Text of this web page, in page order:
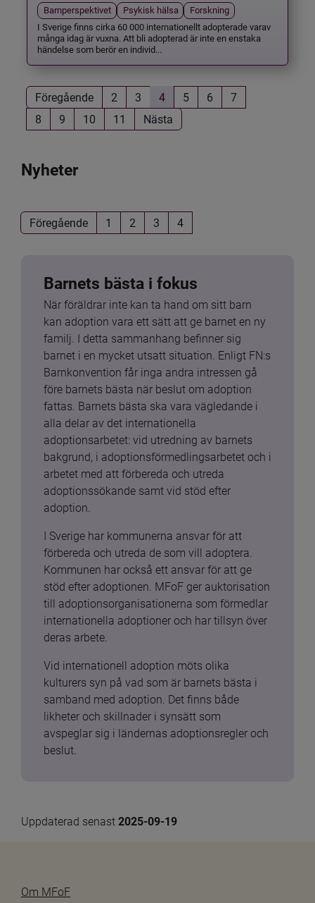
Barnperspektivet Psykisk hälsa
Forskning
I Sverige finns cirka 60 000 internationellt adopterade varav
många idag är vuxna. Att bli adopterad är inte en enstaka
händelse som berör en individ...
Föregående 2 3 4 5 6
7
8
9 10 11 Nästa
Nyheter
Föregående 1 2 3 4
Barnets bästa i fokus
När föräldrar inte kan ta hand om sitt barn
kan adoption vara ett sätt att ge barnet en ny
familj. I detta sammanhang befinner sig
barnet i en mycket utsatt situation. Enligt FN:s
Barnkonvention får inga andra intressen gå
före barnets bästa när beslut om adoption
fattas. Barnets bästa ska vara vägledande i
alla delar av det internationella
adoptionsarbetet: vid utredning av barnets
bakgrund, i adoptionsförmedlingsarbetet och i
arbetet med att förbereda och utreda
adoptionssökande samt vid stöd efter
adoption.
I Sverige har kommunerna ansvar för att
förbereda och utreda de som vill adoptera.
Kommunen har också ett ansvar för att ge
stöd efter adoptionen. MFoF ger auktorisation
till adoptionsorganisationerna som förmedlar
internationella adoptioner och har tillsyn över
deras arbete.
Vid internationell adoption möts olika
kulturers syn på vad som är barnets bästa i
samband med adoption. Det finns både
likheter och skillnader i synsätt som
avspeglar sig i ländernas adoptionsregler och
beslut.
Uppdaterad senast 2025-09-19
Om MFoF